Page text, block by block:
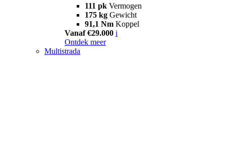
111 pk Vermogen
175 kg Gewicht
91,1 Nm Koppel
Vanaf €29.000 i
Ontdek meer
Multistrada